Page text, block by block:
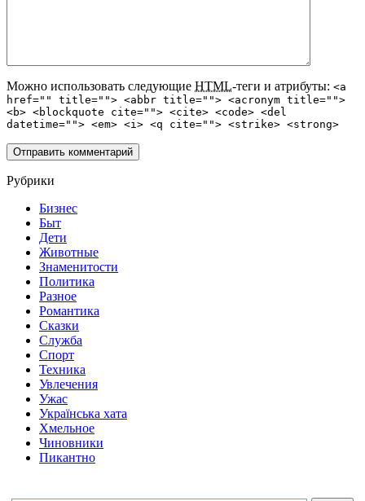
Можно использовать следующие HTML-теги и атрибуты: <a
href="" title=""> <abbr title=""> <acronym title="">
<b> <blockquote cite=""> <cite> <code> <del
datetime=""> <em> <i> <q cite=""> <strike> <strong>
Рубрики
Бизнес
Быт
Дети
Животные
Знаменитости
Политика
Разное
Романтика
Сказки
Служба
Спорт
Техника
Увлечения
Ужас
Українська хата
Хмельное
Чиновники
Пикантно